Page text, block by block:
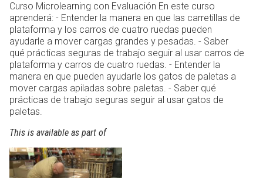
Curso Microlearning con Evaluación En este curso
aprenderá: - Entender la manera en que las carretillas de
plataforma y los carros de cuatro ruedas pueden
ayudarle a mover cargas grandes y pesadas. - Saber
qué prácticas seguras de trabajo seguir al usar carros de
plataforma y carros de cuatro ruedas. - Entender la
manera en que pueden ayudarle los gatos de paletas a
mover cargas apiladas sobre paletas. - Saber qué
prácticas de trabajo seguras seguir al usar gatos de
paletas.
This is available as part of